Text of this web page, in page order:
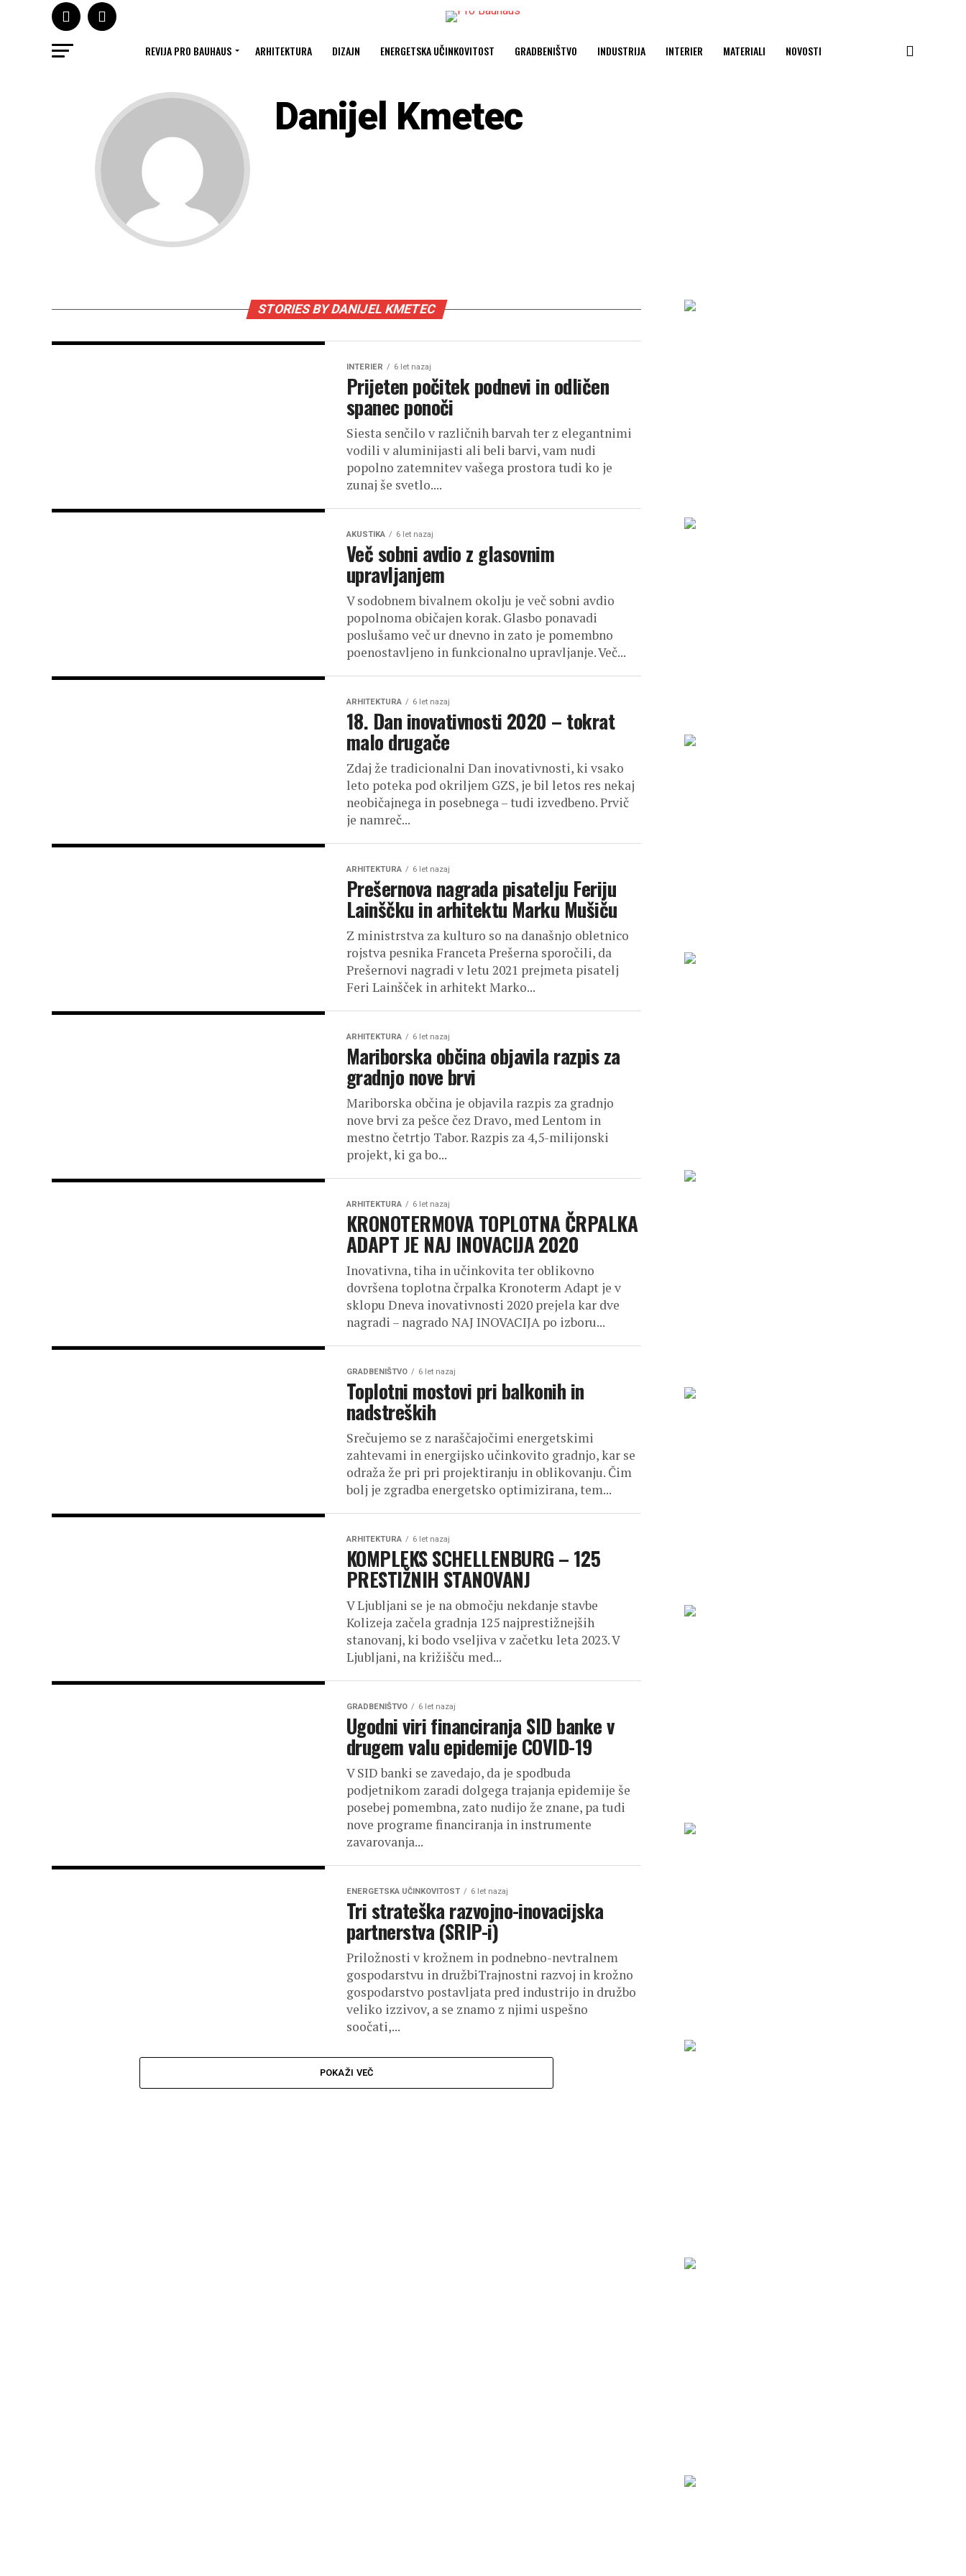
REVIJA PRO BAUHAUS ARHITEKTURA DIZAJN ENERGETSKA UČINKOVITOST GRADBENIŠTVO INDUSTRIJA INTERIER MATERIALI NOVOSTI
Danijel Kmetec
STORIES BY DANIJEL KMETEC
INTERIER 6 let nazaj
Prijeten počitek podnevi in odličen
spanec ponoči
Siesta senčilo v različnih barvah ter z elegantnimi
vodili v aluminijasti ali beli barvi, vam nudi
popolno zatemnitev vašega prostora tudi ko je
zunaj še svetlo....
AKUSTIKA 6 let nazaj
Več sobni avdio z glasovnim
upravljanjem
V sodobnem bivalnem okolju je več sobni avdio
popolnoma običajen korak. Glasbo ponavadi
poslušamo več ur dnevno in zato je pomembno
poenostavljeno in funkcionalno upravljanje. Več...
ARHITEKTURA 6 let nazaj
18. Dan inovativnosti 2020 – tokrat
malo drugače
Zdaj že tradicionalni Dan inovativnosti, ki vsako
leto poteka pod okriljem GZS, je bil letos res nekaj
neobičajnega in posebnega – tudi izvedbeno. Prvič
je namreč...
ARHITEKTURA 6 let nazaj
Prešernova nagrada pisatelju Feriju
Lainščku in arhitektu Marku Mušiču
Z ministrstva za kulturo so na današnjo obletnico
rojstva pesnika Franceta Prešerna sporočili, da
Prešernovi nagradi v letu 2021 prejmeta pisatelj
Feri Lainšček in arhitekt Marko...
ARHITEKTURA 6 let nazaj
Mariborska občina objavila razpis za
gradnjo nove brvi
Mariborska občina je objavila razpis za gradnjo
nove brvi za pešce čez Dravo, med Lentom in
mestno četrtjo Tabor. Razpis za 4,5-milijonski
projekt, ki ga bo...
ARHITEKTURA 6 let nazaj
KRONOTERMOVA TOPLOTNA ČRPALKA
ADAPT JE NAJ INOVACIJA 2020
Inovativna, tiha in učinkovita ter oblikovno
dovršena toplotna črpalka Kronoterm Adapt je v
sklopu Dneva inovativnosti 2020 prejela kar dve
nagradi – nagrado NAJ INOVACIJA po izboru...
GRADBENIŠTVO 6 let nazaj
Toplotni mostovi pri balkonih in
nadstreških
Srečujemo se z naraščajočimi energetskimi
zahtevami in energijsko učinkovito gradnjo, kar se
odraža že pri pri projektiranju in oblikovanju. Čim
bolj je zgradba energetsko optimizirana, tem...
ARHITEKTURA 6 let nazaj
KOMPLEKS SCHELLENBURG – 125
PRESTIŽNIH STANOVANJ
V Ljubljani se je na območju nekdanje stavbe
Kolizeja začela gradnja 125 najprestižnejših
stanovanj, ki bodo vseljiva v začetku leta 2023. V
Ljubljani, na križišču med...
GRADBENIŠTVO 6 let nazaj
Ugodni viri financiranja SID banke v
drugem valu epidemije COVID-19
V SID banki se zavedajo, da je spodbuda
podjetnikom zaradi dolgega trajanja epidemije še
posebej pomembna, zato nudijo že znane, pa tudi
nove programe financiranja in instrumente
zavarovanja...
ENERGETSKA UČINKOVITOST 6 let nazaj
Tri strateška razvojno-inovacijska
partnerstva (SRIP-i)
Priložnosti v krožnem in podnebno-nevtralnem
gospodarstvu in družbiTrajnostni razvoj in krožno
gospodarstvo postavljata pred industrijo in družbo
veliko izzivov, a se znamo z njimi uspešno
soočati,...
POKAŽI VEČ